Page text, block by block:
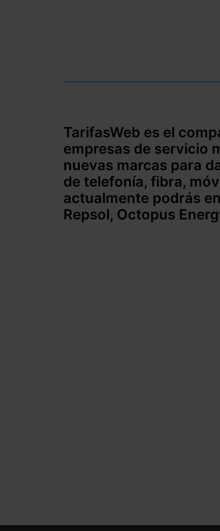
TarifasWeb es el
empresas de servicio
nuevas marcas para
de telefonía, fibra,
actualmente podrás
Repsol, Octopus